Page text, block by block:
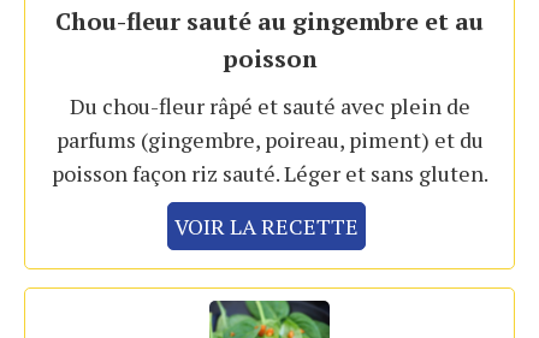
Chou-fleur sauté au gingembre et au
poisson
Du chou-fleur râpé et sauté avec plein de
parfums (gingembre, poireau, piment) et du
poisson façon riz sauté. Léger et sans gluten.
VOIR LA RECETTE